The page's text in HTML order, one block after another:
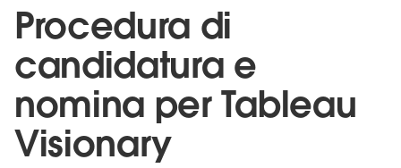
Procedura di
candidatura e
nomina per Tableau
Visionary